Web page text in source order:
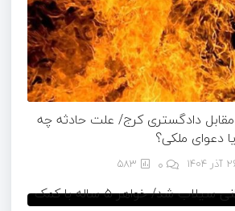
دادگستری کرج/ علت حادثه چه
دعوای ملکی؟
1404
583